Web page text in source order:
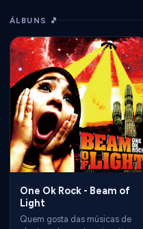
ÁLBUNS 🎵
One Ok Rock - Beam of
Light
Quem gosta das músicas de